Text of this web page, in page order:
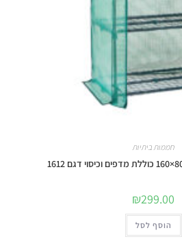
חממות ביתיות
₪299.00
הוסף לסל